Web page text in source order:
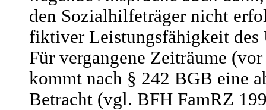
den Sozialhilfeträger nicht
fiktiver Leistungsfähigkeit des
Für vergangene Zeiträume
kommt nach § 242 BGB eine
Betracht (vgl. BFH FamRZ